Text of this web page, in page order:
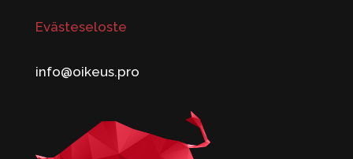
Evästeseloste
info@oikeus.pro